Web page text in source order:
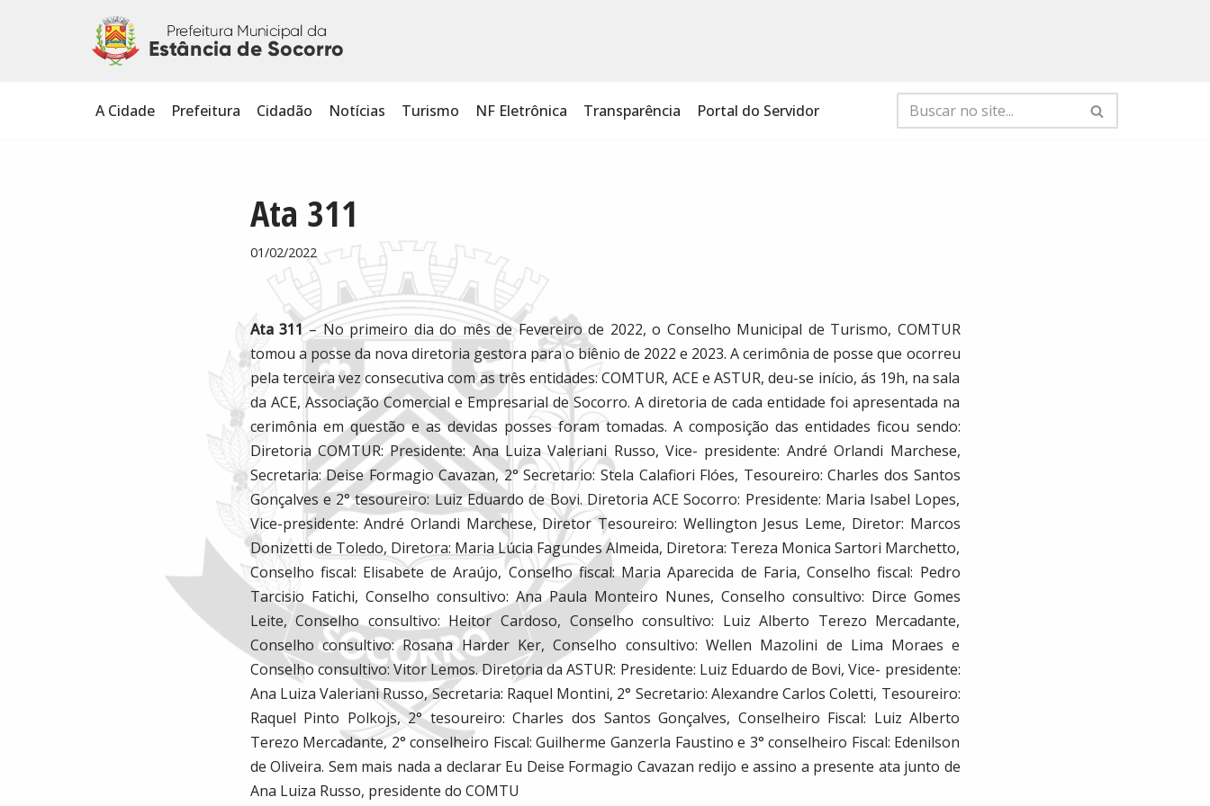
A Cidade Prefeitura Cidadão Notícias Turismo NF Eletrônica Transparência Portal do Servidor
Ata 311
01/02/2022
Ata 311– No primeiro dia do mês de Fevereiro de 2022, o Conselho Municipal de Turismo, COMTUR
tomou a posse da nova diretoria gestora para o biênio de 2022 e 2023. A cerimônia de posse que ocorreu
pela terceira vez consecutiva com as três entidades: COMTUR, ACE e ASTUR, deu-se início, ás 19h, na sala
da ACE, Associação Comercial e Empresarial de Socorro. A diretoria de cada entidade foi apresentada na
cerimônia em questão e as devidas posses foram tomadas. A composição das entidades ficou sendo:
Diretoria COMTUR: Presidente: Ana Luiza Valeriani Russo, Vice- presidente: André Orlandi Marchese,
Secretaria: Deise Formagio Cavazan, 2° Secretario: Stela Calafiori Flóes, Tesoureiro: Charles dos Santos
Gonçalves e 2° tesoureiro: Luiz Eduardo de Bovi. Diretoria ACE Socorro: Presidente: Maria Isabel Lopes,
Vice-presidente: André Orlandi Marchese, Diretor Tesoureiro: Wellington Jesus Leme, Diretor: Marcos
Donizetti de Toledo, Diretora: Maria Lúcia Fagundes Almeida, Diretora: Tereza Monica Sartori Marchetto,
Conselho fiscal: Elisabete de Araújo, Conselho fiscal: Maria Aparecida de Faria, Conselho fiscal: Pedro
Tarcisio Fatichi, Conselho consultivo: Ana Paula Monteiro Nunes, Conselho consultivo: Dirce Gomes
Leite, Conselho consultivo: Heitor Cardoso, Conselho consultivo: Luiz Alberto Terezo Mercadante,
Conselho consultivo: Rosana Harder Ker, Conselho consultivo: Wellen Mazolini de Lima Moraes e
Conselho consultivo: Vitor Lemos. Diretoria da ASTUR: Presidente: Luiz Eduardo de Bovi, Vice- presidente:
Ana Luiza Valeriani Russo, Secretaria: Raquel Montini, 2° Secretario: Alexandre Carlos Coletti, Tesoureiro:
Raquel Pinto Polkojs, 2° tesoureiro: Charles dos Santos Gonçalves, Conselheiro Fiscal: Luiz Alberto
Terezo Mercadante, 2° conselheiro Fiscal: Guilherme Ganzerla Faustino e 3° conselheiro Fiscal: Edenilson
de Oliveira. Sem mais nada a declarar Eu Deise Formagio Cavazan redijo e assino a presente ata junto de
Ana Luiza Russo, presidente do COMTU